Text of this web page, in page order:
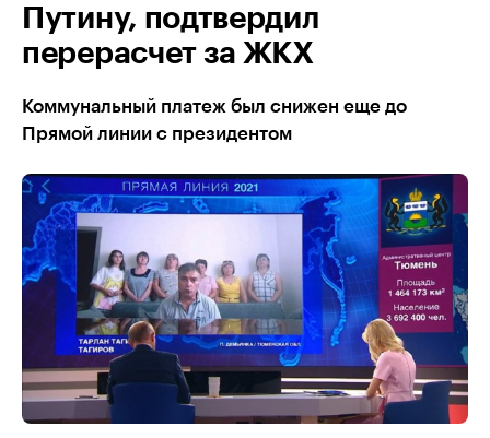
Путину, подтвердил
перерасчет за ЖКХ
Коммунальный платеж был снижен еще до
Прямой линии с президентом